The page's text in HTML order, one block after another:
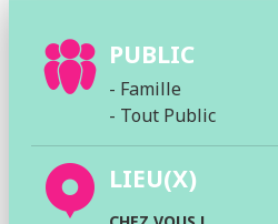
PUBLIC
- Famille
- Tout Public
LIEU(X)